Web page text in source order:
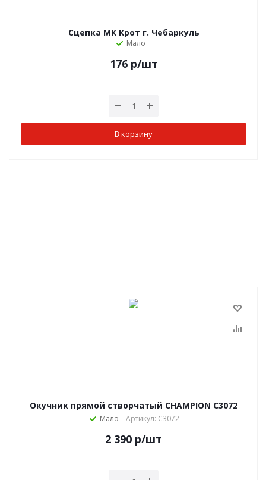
Сцепка МК Крот г. Чебаркуль
Мало
176р/шт
В корзину
Окучник прямой створчатый CHAMPION C3072
Мало Артикул: C3072
2 390 р/шт